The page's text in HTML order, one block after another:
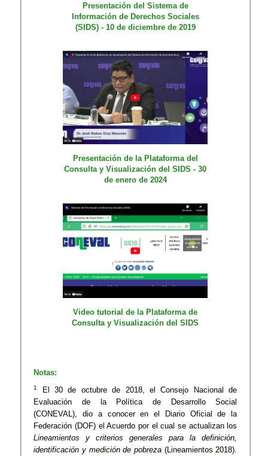
Presentación del Sistema de
Información de Derechos Sociales
(SIDS) - 10 de diciembre de 2019
Presentación de la Plataforma del
Consulta y Visualización del SIDS - 30
de enero de 2024
Video tutorial de la Plataforma de
Consulta y Visualización del SIDS
Notas:
1
El 30 de octubre de 2018, el Consejo Nacional de
Evaluación de la Política de Desarrollo Social
(CONEVAL), dio a conocer en el Diario Oficial de la
Federación (DOF) el Acuerdo por el cual se actualizan los
Lineamientos y criterios generales para la definición,
identificación y medición de pobreza(Lineamientos 2018).